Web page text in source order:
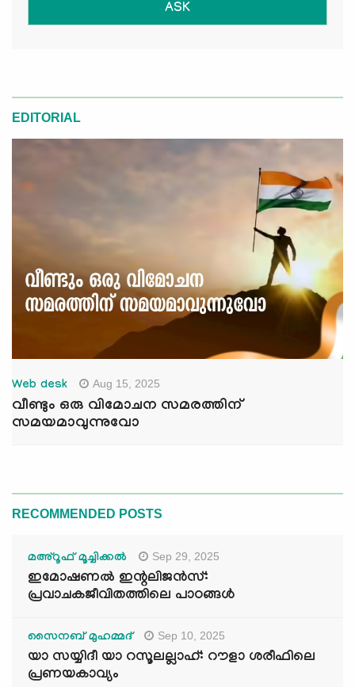
ASK
EDITORIAL
Web desk Aug 15, 2025
വീണ്ടും ഒരു വിമോചന സമരത്തിന്
സമയമാവുന്നുവോ
RECOMMENDED POSTS
മഅ്റൂഫ് മൂച്ചിക്കല്‍ Sep 29, 2025
ഇമോഷണൽ ഇന്റലിജൻസ്:
പ്രവാചകജീവിതത്തിലെ പാഠങ്ങൾ
സൈനബ് മുഹമ്മദ് Sep 10, 2025
യാ സയ്യിദീ യാ റസൂലല്ലാഹ്: റൗളാ ശരീഫിലെ
പ്രണയകാവ്യം